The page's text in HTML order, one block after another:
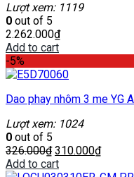
Lượt xem: 1119
0 out of 5
2.262.000₫
Add to cart
-5%
Dao phay nhôm 3 me YG
Lượt xem: 1024
0 out of 5
326.000₫ 310.000₫
Add to cart